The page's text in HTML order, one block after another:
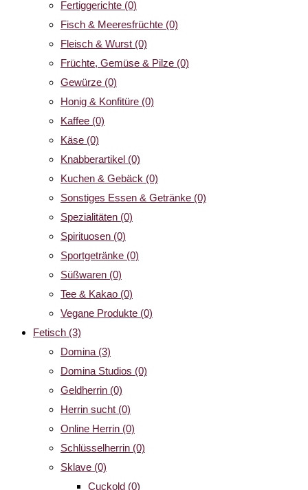
Fertiggerichte (0)
Fisch & Meeresfrüchte (0)
Fleisch & Wurst (0)
Früchte, Gemüse & Pilze (0)
Gewürze (0)
Honig & Konfitüre (0)
Kaffee (0)
Käse (0)
Knabberartikel (0)
Kuchen & Gebäck (0)
Sonstiges Essen & Getränke (0)
Spezialitäten (0)
Spirituosen (0)
Sportgetränke (0)
Süßwaren (0)
Tee & Kakao (0)
Vegane Produkte (0)
Fetisch (3)
Domina (3)
Domina Studios (0)
Geldherrin (0)
Herrin sucht (0)
Online Herrin (0)
Schlüsselherrin (0)
Sklave (0)
Cuckold (0)